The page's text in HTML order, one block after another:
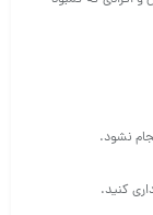
نشود.
کنید.